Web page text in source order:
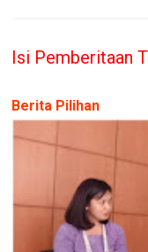
Tanggung
Berita Pilihan